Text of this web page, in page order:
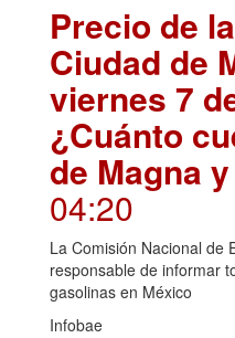
Precio de
Ciudad de
viernes 7
¿Cuánto
de Magna
04:20
La Comisión Nacional de
responsable de informar
gasolinas en México
Infobae